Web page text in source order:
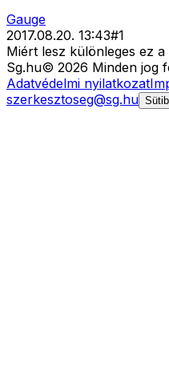
Gauge
2017.08.20. 13:43#1
Miért lesz különleges ez a
Sg.hu© 2026 Minden jog
Adatvédelmi nyilatkozat
szerkesztoseg@sg.hu